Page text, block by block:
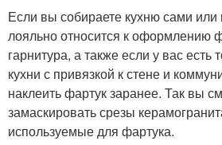
Если вы собираете кухню сами
лояльно относится к оформлению
гарнитура, а также если у вас
кухни с привязкой к стене и
наклеить фартук заранее. Так вы
замаскировать срезы
используемые для фартука.